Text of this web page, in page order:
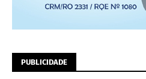
PUBLICIDADE